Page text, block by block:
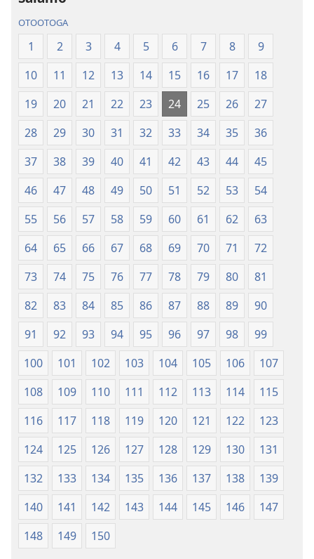
le
Faaliliuga
a
le
Lalolagi
Fou
(Toe
teuteuina
2013)
Faaliliuga
le
Lalolagi
Fou
(Toe
teuteuina
i
2013)
OTOOTOGA
1 2 3 4 5 6 7 8
9
10
11 12 13 14 15 16 17
18
19
20 21 22 23 24 25 26
27
28
29 30 31 32 33 34 35
36
37
38 39 40 41 42 43 44
45
46
47 48 49 50 51 52 53
54
55
56 57 58 59 60 61 62
63
64
65 66 67 68 69 70 71
72
73
74 75 76 77 78 79 80
81
82
83 84 85 86 87 88 89
90
91
92 93 94 95 96 97 98
99
100
101 102 103 104 105 106
107
108
109 110 111 112 113 114
115
116
117 118 119 120 121 122
123
124
125 126 127 128 129 130
131
132
133 134 135 136 137 138
139
140
141 142 143 144 145 146
147
148
149 150